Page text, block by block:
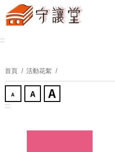
到
要
塊
:::
首頁 活動花絮
:::